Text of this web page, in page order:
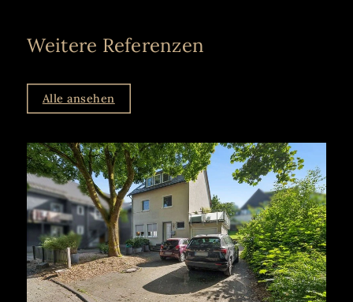
Weitere Referenzen
Alle ansehen